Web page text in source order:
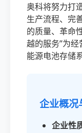
奥科将努力打
生产流程、完
的质量、革命
越的服务”为
能源电池存储
企业概况
企业性